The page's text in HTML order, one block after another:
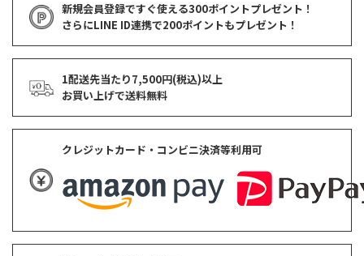
新規会員登録ですぐ使える300ポイントプレゼント！
さらにLINE ID連携で200ポイントもプレゼント！
1配送先当たり7,500円(税込)以上
お買い上げで送料無料
クレジットカード・コンビニ決済等利用可